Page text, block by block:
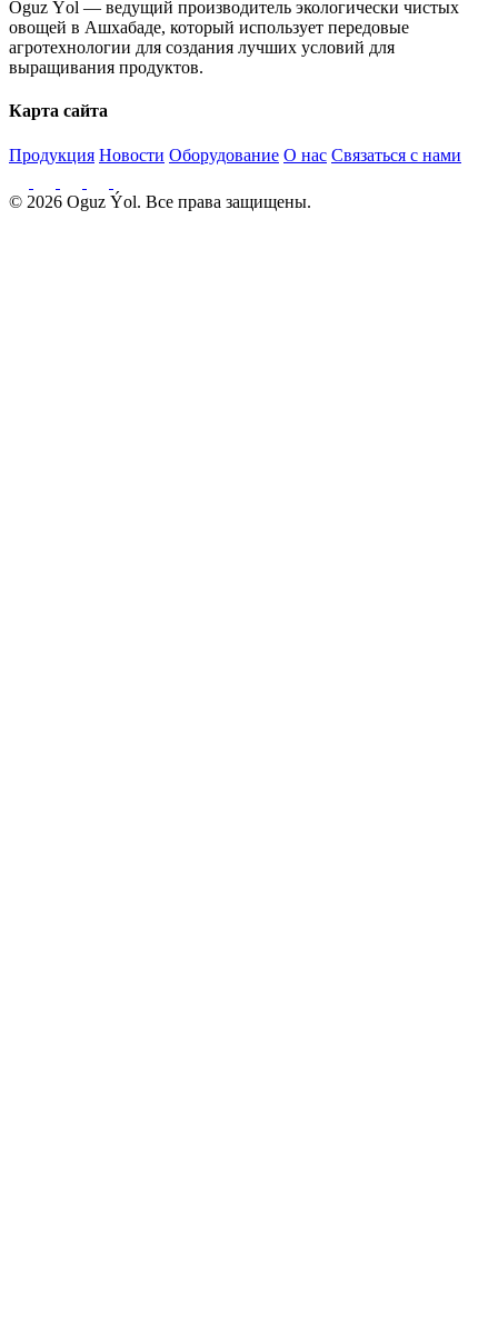
Oguz Ýol — ведущий производитель экологически чистых
овощей в Ашхабаде, который использует передовые
агротехнологии для создания лучших условий для
выращивания продуктов.
Карта сайта
Продукция Новости Оборудование О нас Связаться с нами
© 2026 Oguz Ýol. Все права защищены.